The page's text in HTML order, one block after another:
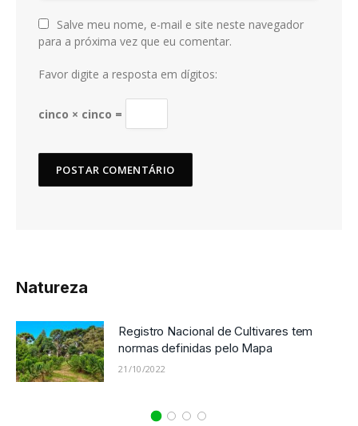
Salve meu nome, e-mail e site neste navegador
para a próxima vez que eu comentar.
Favor digite a resposta em dígitos:
cinco × cinco =
Natureza
Registro Nacional de Cultivares tem
normas definidas pelo Mapa
21/10/2022